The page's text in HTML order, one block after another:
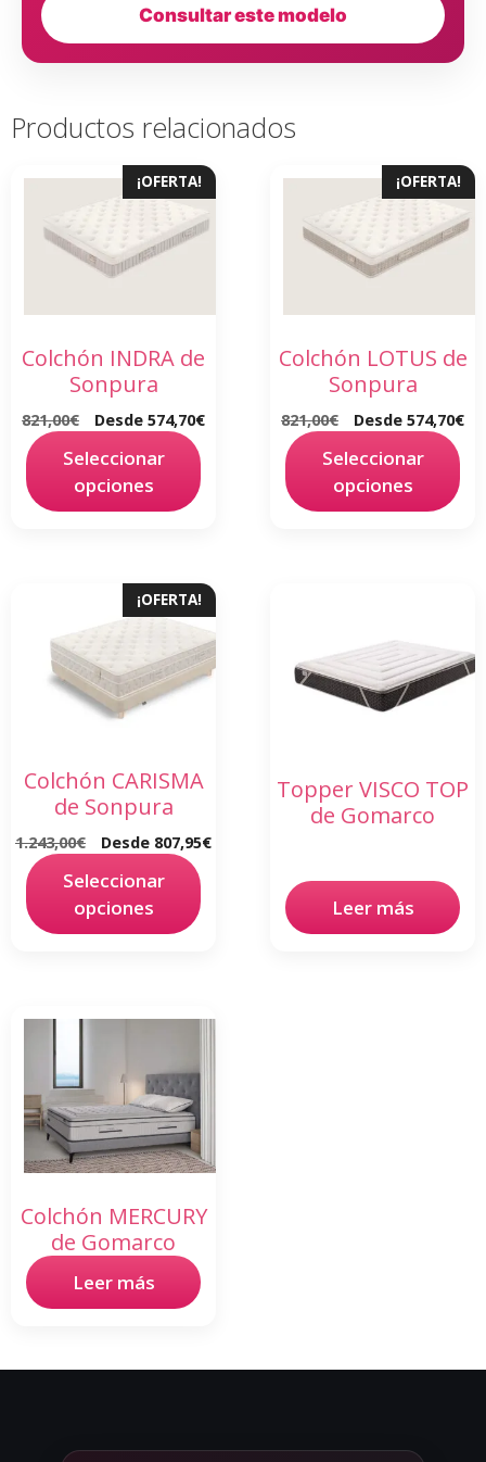
Consultar este modelo
Productos relacionados
¡OFERTA!
Colchón INDRA de
Sonpura
821,00€ Desde 574,70€
Seleccionar
opciones
¡OFERTA!
Colchón LOTUS de
Sonpura
821,00€ Desde 574,70€
Seleccionar
opciones
¡OFERTA!
Colchón CARISMA
de Sonpura
1.243,00€ Desde 807,95€
Seleccionar
opciones
Topper VISCO TOP
de Gomarco
Leer más
Colchón MERCURY
de Gomarco
Leer más